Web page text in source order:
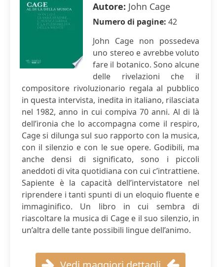
Autore: John Cage
Numero di pagine: 42
John Cage non possedeva
uno stereo e avrebbe voluto
fare il botanico. Sono alcune
delle rivelazioni che il
compositore rivoluzionario regala al pubblico
in questa intervista, inedita in italiano, rilasciata
nel 1982, anno in cui compiva 70 anni. Al di là
dell’ironia che lo accompagna come il respiro,
Cage si dilunga sul suo rapporto con la musica,
con il silenzio e con le sue opere. Godibili, ma
anche densi di significato, sono i piccoli
aneddoti di vita quotidiana con cui c’intrattiene.
Sapiente è la capacità dell’intervistatore nel
riprendere i tanti spunti di un eloquio fluente e
immaginifico. Un libro in cui sembra di
riascoltare la musica di Cage e il suo silenzio, in
un’altra delle tante possibili lingue dell’animo.